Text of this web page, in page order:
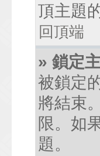
頂主題
回頂端
» 鎖定
被鎖定
將結束
限。如
題。